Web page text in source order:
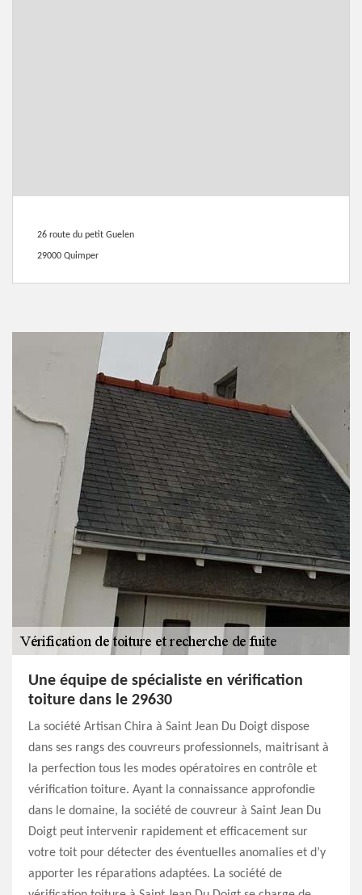
26 route du petit Guelen
29000 Quimper
Une équipe de spécialiste en vérification
toiture dans le 29630
La société Artisan Chira à Saint Jean Du Doigt dispose
dans ses rangs des couvreurs professionnels, maitrisant à
la perfection tous les modes opératoires en contrôle et
vérification toiture. Ayant la connaissance approfondie
dans le domaine, la société de couvreur à Saint Jean Du
Doigt peut intervenir rapidement et efficacement sur
votre toit pour détecter des éventuelles anomalies et d’y
apporter les réparations adaptées. La société de